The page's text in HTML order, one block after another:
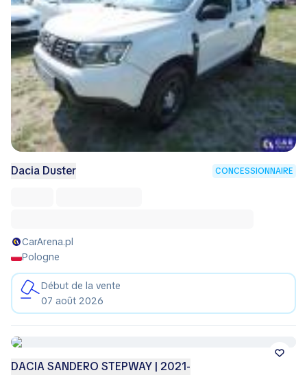
Dacia Duster CONCESSIONNAIRE
CarArena.pl
Pologne
Début de la vente
07 août 2026
DACIA SANDERO STEPWAY | 2021-